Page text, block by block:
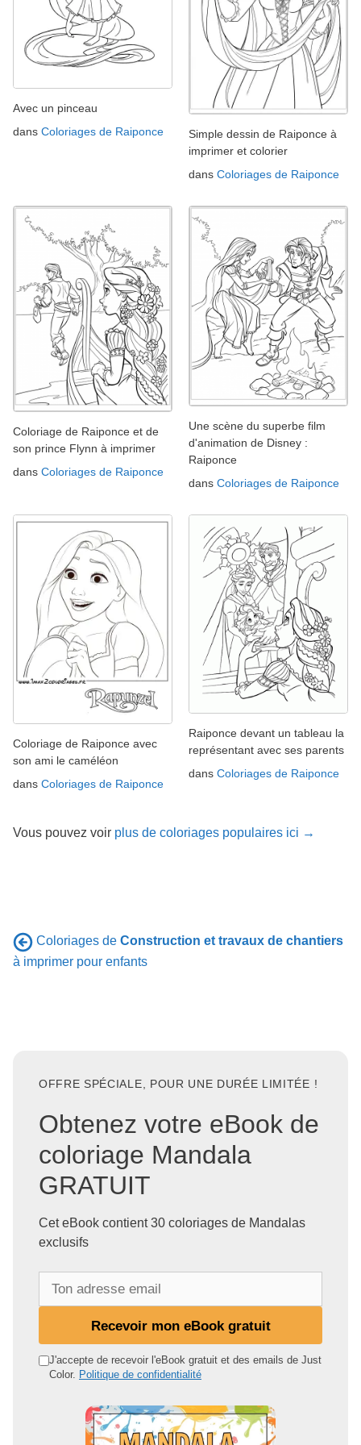
Avec un pinceau
dans Coloriages de Raiponce
Simple dessin de Raiponce à
imprimer et colorier
dans Coloriages de Raiponce
Coloriage de Raiponce et de
son prince Flynn à imprimer
dans Coloriages de Raiponce
Une scène du superbe film
d'animation de Disney :
Raiponce
dans Coloriages de Raiponce
Coloriage de Raiponce avec
son ami le caméléon
dans Coloriages de Raiponce
Raiponce devant un tableau la
représentant avec ses parents
dans Coloriages de Raiponce
Vous pouvez voir plus de coloriages populaires ici →
Coloriages de Construction et travaux de chantiers
à imprimer pour enfants
OFFRE SPÉCIALE, POUR UNE DURÉE LIMITÉE !
Obtenez votre eBook de
coloriage Mandala
GRATUIT
Cet eBook contient 30 coloriages de Mandalas
exclusifs
d
Recevoir mon eBook gratuit
J'accepte de recevoir l'eBook gratuit et des emails de Just
Color. Politique de confidentialité